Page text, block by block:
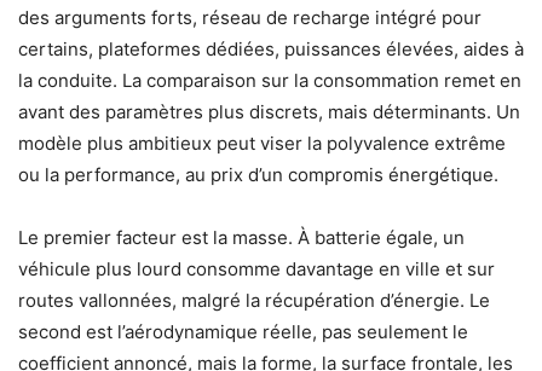
des arguments forts, réseau de recharge intégré pour
certains, plateformes dédiées, puissances élevées, aides à
la conduite. La comparaison sur la consommation remet en
avant des paramètres plus discrets, mais déterminants. Un
modèle plus ambitieux peut viser la polyvalence extrême
ou la performance, au prix d’un compromis énergétique.
Le premier facteur est la masse. À batterie égale, un
véhicule plus lourd consomme davantage en ville et sur
routes vallonnées, malgré la récupération d’énergie. Le
second est l’aérodynamique réelle, pas seulement le
coefficient annoncé, mais la forme, la surface frontale, les